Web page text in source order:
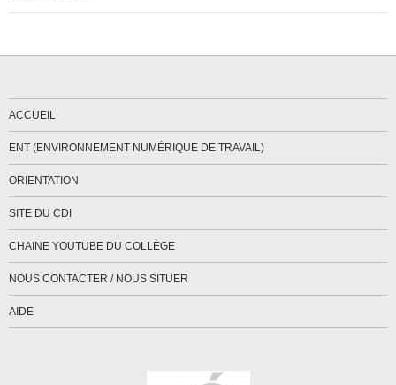
ACCUEIL
ENT (ENVIRONNEMENT NUMÉRIQUE DE TRAVAIL)
ORIENTATION
SITE DU CDI
CHAINE YOUTUBE DU COLLÈGE
NOUS CONTACTER / NOUS SITUER
AIDE